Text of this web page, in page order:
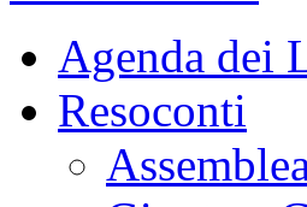
Agenda dei
Resoconti